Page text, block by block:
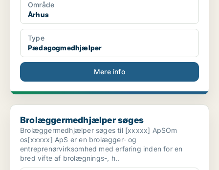
Område
Århus
Type
Pædagogmedhjælper
Mere info
Brolæggermedhjælper søges
Brolæggermedhjælper søges
Brolæggermedhjælper søges til [xxxxx] ApSOm
os[xxxxx] ApS er en brolægger- og
entreprenørvirksomhed med erfaring inden for en
bred vifte af brolægnings-, h..